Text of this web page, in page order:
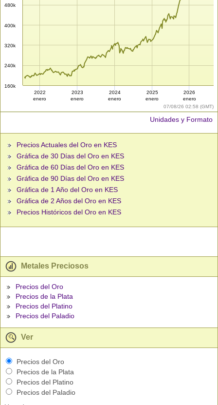
07/08/26 02:58 (GMT)
160k
240k
320k
400k
480k
2022
enero
2023
enero
2024
enero
2025
enero
2026
enero
Unidades y Formato
Precios Actuales del Oro en KES
Gráfica de 30 Días del Oro en KES
Gráfica de 60 Días del Oro en KES
Gráfica de 90 Días del Oro en KES
Gráfica de 1 Año del Oro en KES
Gráfica de 2 Años del Oro en KES
Precios Históricos del Oro en KES
Metales Preciosos
Precios del Oro
Precios de la Plata
Precios del Platino
Precios del Paladio
Ver
Precios del Oro
Precios de la Plata
Precios del Platino
Precios del Paladio